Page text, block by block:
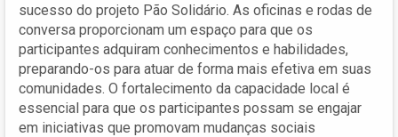
sucesso do projeto Pão Solidário. As oficinas e rodas de
conversa proporcionam um espaço para que os
participantes adquiram conhecimentos e habilidades,
preparando-os para atuar de forma mais efetiva em suas
comunidades. O fortalecimento da capacidade local é
essencial para que os participantes possam se engajar
em iniciativas que promovam mudanças sociais